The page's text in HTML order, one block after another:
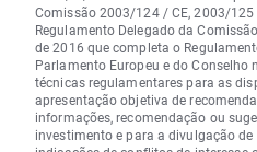
Comissão 2003/124 / CE, 2003/
Regulamento Delegado da
de 2016 que completa o
Parlamento Europeu e do Conselho
técnicas regulamentares para as
apresentação objetiva de
informações, recomendação ou
investimento e para a divulgação